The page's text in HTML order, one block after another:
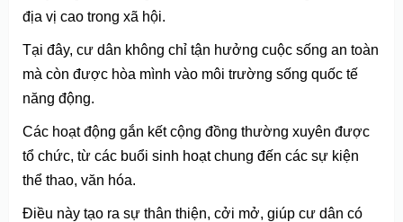
địa vị cao trong xã hội.
Tại đây, cư dân không chỉ tận hưởng cuộc sống an toàn
mà còn được hòa mình vào môi trường sống quốc tế
năng động.
Các hoạt động gắn kết cộng đồng thường xuyên được
tổ chức, từ các buổi sinh hoạt chung đến các sự kiện
thể thao, văn hóa.
Điều này tạo ra sự thân thiện, cởi mở, giúp cư dân có